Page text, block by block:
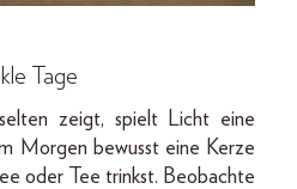
Tage
zeigt, spielt Licht eine
Morgen bewusst eine Kerze
oder Tee trinkst. Beobachte